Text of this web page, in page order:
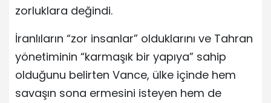
zorluklara değindi.
İranlıların “zor insanlar” olduklarını ve Tahran
yönetiminin “karmaşık bir yapıya” sahip
olduğunu belirten Vance, ülke içinde hem
savaşın sona ermesini isteyen hem de